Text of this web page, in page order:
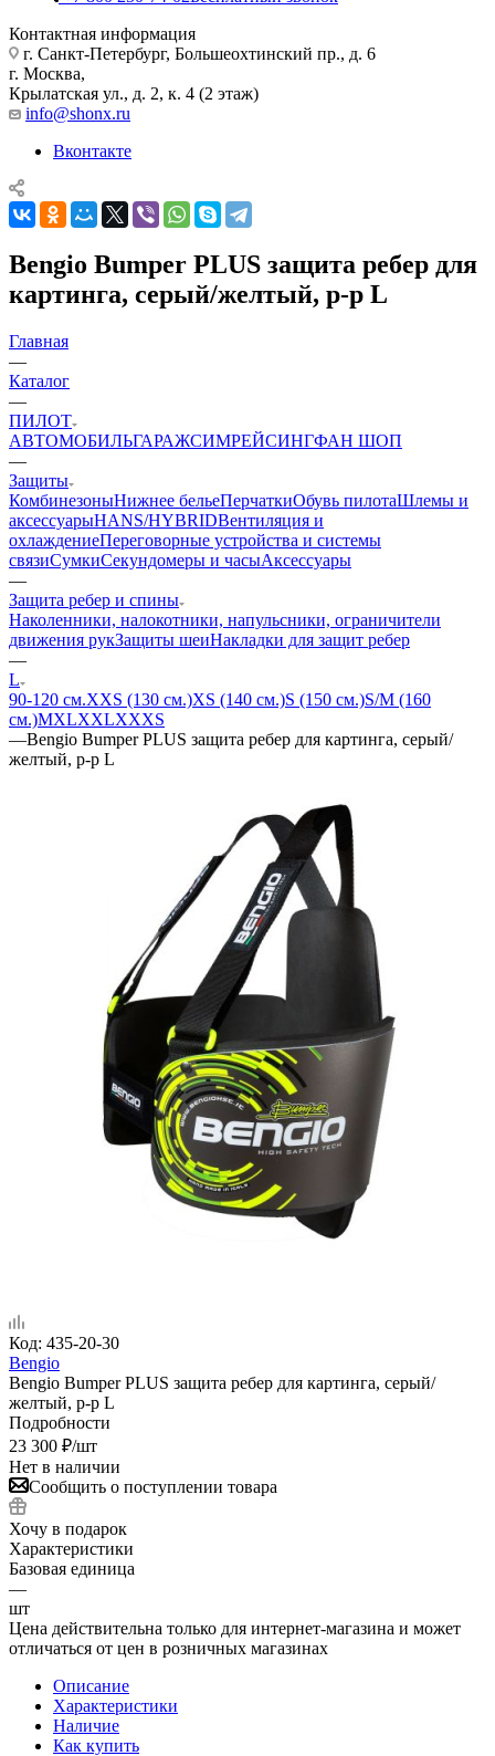
Контактная информация
г. Санкт-Петербург, Большеохтинский пр., д. 6
г. Москва,
Крылатская ул., д. 2, к. 4 (2 этаж)
info@shonx.ru
Вконтакте
Bengio Bumper PLUS защита ребер для
картинга, серый/желтый, р-р L
Главная
—
Каталог
—
ПИЛОТ
АВТОМОБИЛЬГАРАЖСИМРЕЙСИНГФАН ШОП
—
Защиты
КомбинезоныНижнее бельеПерчаткиОбувь пилотаШлемы и
аксессуарыHANS/HYBRIDВентиляция и
охлаждениеПереговорные устройства и системы
связиСумкиСекундомеры и часыАксессуары
—
Защита ребер и спины
Наколенники, налокотники, напульсники, ограничители
движения рукЗащиты шеиНакладки для защит ребер
—
L
90-120 см.XXS (130 см.)XS (140 см.)S (150 см.)S/M (160
см.)MXLXXLXXXS
—Bengio Bumper PLUS защита ребер для картинга, серый/
желтый, р-р L
Код: 435-20-30
Bengio
Bengio Bumper PLUS защита ребер для картинга, серый/
желтый, р-р L
Подробности
23 300 ₽/шт
Нет в наличии
Сообщить о поступлении товара
Хочу в подарок
Характеристики
Базовая единица
—
шт
Цена действительна только для интернет-магазина и может
отличаться от цен в розничных магазинах
Описание
Характеристики
Наличие
Как купить